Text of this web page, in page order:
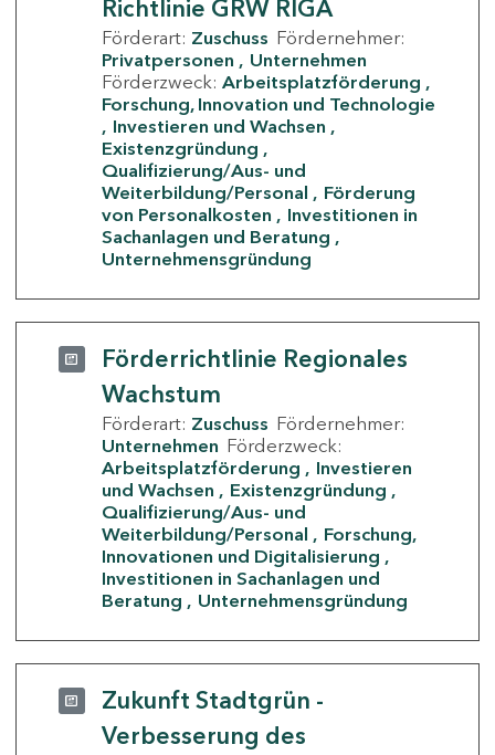
Richtlinie GRW RIGA
Förderart: Zuschuss Fördernehmer:
Privatpersonen
Unternehmen
Förderzweck: Arbeitsplatzförderung
Forschung, Innovation und Technologie
Investieren und Wachsen
Existenzgründung
Qualifizierung/Aus- und
Weiterbildung/Personal
Förderung
von Personalkosten
Investitionen in
Sachanlagen und Beratung
Unternehmensgründung
Förderrichtlinie Regionales
Wachstum
Förderart: Zuschuss Fördernehmer:
Unternehmen Förderzweck:
Arbeitsplatzförderung
Investieren
und Wachsen
Existenzgründung
Qualifizierung/Aus- und
Weiterbildung/Personal
Forschung,
Innovationen und Digitalisierung
Investitionen in Sachanlagen und
Beratung
Unternehmensgründung
Zukunft Stadtgrün -
Verbesserung des